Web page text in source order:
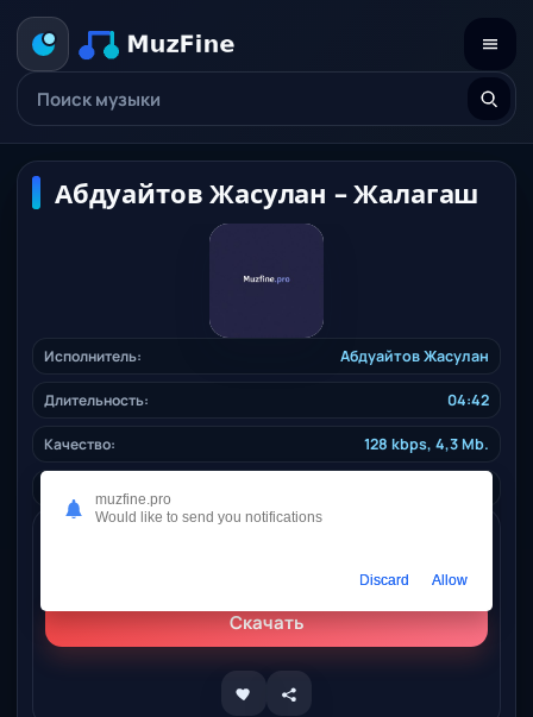
Абдуайтов Жасулан – Жалагаш
Исполнитель: Абдуайтов Жасулан
Длительность: 04:42
Качество: 128 kbps, 4,3 Mb.
Скачать
muzfine.pro
Would like to send you notifications
Discard Allow